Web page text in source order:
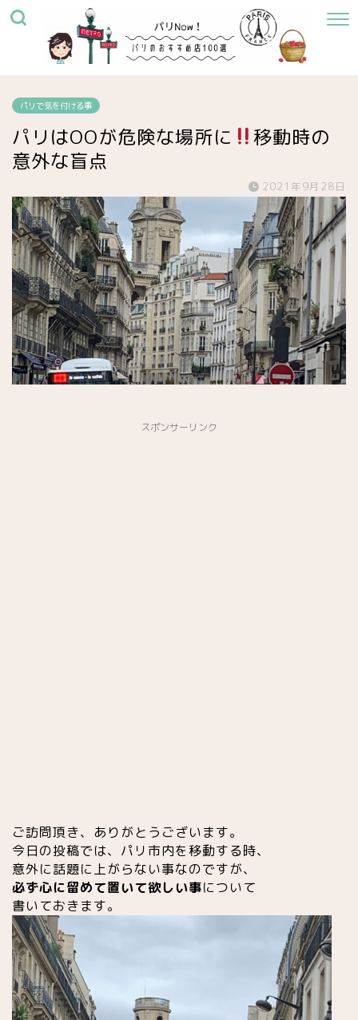
パリで気を付ける事
パリはOOが危険な場所に
移動時の
意外な盲点
2021年9月28日
スポンサーリンク
ご訪問頂き、ありがとうございます。
今日の投稿では、パリ市内を移動する時、
意外に話題に上がらない事なのですが、
必ず心に留めて置いて欲しい事について
書いておきます。